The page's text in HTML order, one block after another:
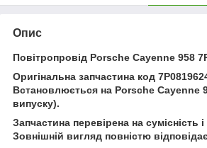
Опис
Повітропровід Porsche Cayenne 958
Оригінальна запчастина код
Встановлюється на Porsche Cayenne
випуску).
Запчастина перевірена на сумісність
Зовнішній вигляд повністю